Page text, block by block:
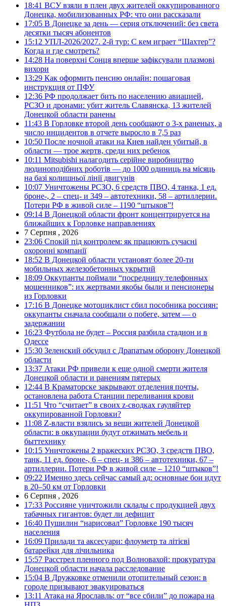
18:41 ВСУ взяли в плен двух жителей оккупированного
Донецка, мобилизованных РФ: что они рассказали
17:05 В Донецке за день — серия отключений: без света
десятки тысяч абонентов
15:12 УПЛ-2026/2027. 2-й тур: С кем играет “Шахтер”?
Когда и где смотреть?
14:28 На поверхні Сонця вперше зафіксували плазмові
вихори
13:29 Как оформить пенсию онлайн: пошаговая
инструкция от ПФУ
12:36 РФ продолжает бить по населению авиацией,
РСЗО и дронами: убит житель Славянска, 13 жителей
Донецкой области ранены
11:43 В Горловке второй день сообщают о 3-х раненых, а
число инцидентов в отчете выросло в 7,5 раз
10:50 После ночной атаки на Киев найден убитый, в
области — трое жертв, среди них ребенок
10:11 Mitsubishi налагодить серійне виробництво
людиноподібних роботів — до 1000 одиниць на місяць
на базі колишньої лінії двигунів
10:07 Уничтожены РСЗО, 6 средств ПВО, 4 танка, 1 ед.
броне-, 2 – спец- и 349 – автотехники, 58 – артиллерии.
Потери РФ в живой силе – 1190 “штыков”!
09:14 В Донецкой области фронт концентрируется на
ближайших к Горловке направлениях
7 Серпня , 2026
23:06 Спокій під контролем: як працюють сучасні
охоронні компанії
18:52 В Донецкой области установят более 20-ти
мобильных железобетонных укрытий
18:09 Оккупанты поймали “посредницу телефонных
мошенников”: их жертвами якобы были и пенсионеры
из Горловки
17:16 В Донецке мотоциклист сбил пособника россиян:
оккупанты сначала сообщали о побеге, затем — о
задержании
16:23 Футбола не будет – Россия разбила стадион и в
Одессе
15:30 Зеленский обсудил с Драпатым оборону Донецкой
области
13:37 Атаки РФ привели к еще одной смерти жителя
Донецкой области и ранениям пятерых
12:44 В Краматорске закрывают отделения почты,
остановлена работа Станции переливания крови
11:51 Что “считает” в своих z-сводках гауляйтер
оккупированной Горловки?
11:08 Z-власти взялись за вещи жителей Донецкой
области: в оккупации будут отжимать мебель и
быттехнику
10:15 Уничтожены 2 вражеских РСЗО, 3 средств ПВО,
танк, 11 ед. броне-, 6 – спец- и 386 – автотехники, 67 –
артиллерии. Потери РФ в живой силе – 1210 “штыков”!
09:22 Именно здесь сейчас самый ад: основные бои идут
в 20–50 км от Горловки
6 Серпня , 2026
17:33 Россияне уничтожили склады с продукцией двух
табачных гигантов: будет ли дефицит
16:40 Пушилин “нарисовал” Горловке 190 тысяч
населения
16:09 Прилади та аксесуари: флоуметр та літієві
батарейки для лічильника
15:57 Расстрел пленного под Волновахой: прокуратура
Донецкой области начала расследование
15:04 В Дружковке отменили отопительный сезон: в
городе призывают эвакуироваться
13:11 Атака на Ярославль: от “все сбили” до пожара на